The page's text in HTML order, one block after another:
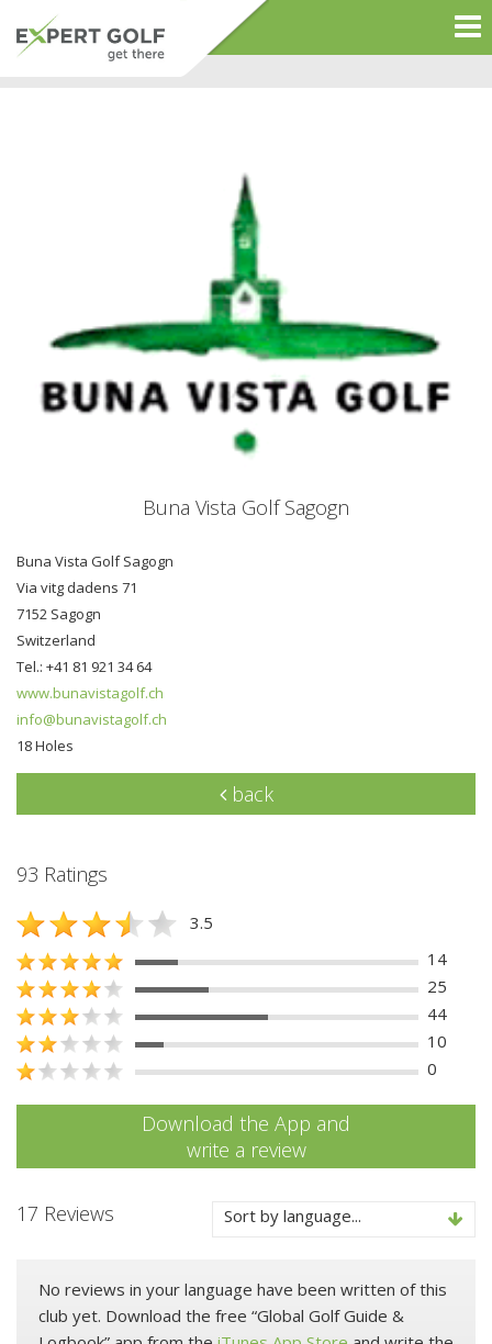
Buna Vista Golf Sagogn
Buna Vista Golf Sagogn
Via vitg dadens 71
7152 Sagogn
Switzerland
Tel.: +41 81 921 34 64
www.bunavistagolf.ch
info@bunavistagolf.ch
18 Holes
back
93 Ratings
3.5
14
25
44
10
0
Download the App and
write a review
17 Reviews Sort by language...
No reviews in your language have been written of this
club yet. Download the free “Global Golf Guide &